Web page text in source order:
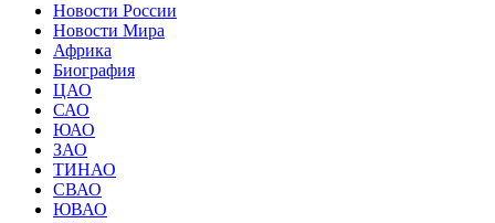
Новости России
Новости Мира
Африка
Биография
ЦАО
САО
ЮАО
ЗАО
ТИНАО
СВАО
ЮВАО